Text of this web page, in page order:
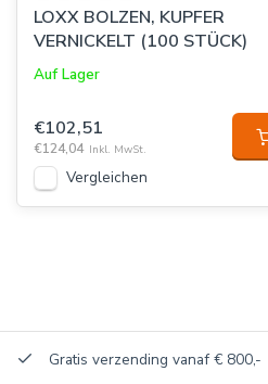
LOXX BOLZEN, KUPFER
VERNICKELT (100 STÜCK)
Auf Lager
€102,51
€124,04 Inkl. MwSt.
Vergleichen
Gratis verzending vanaf € 800,-